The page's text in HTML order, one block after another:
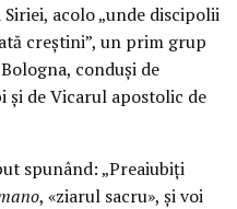
acolo „unde discipolii
creștini”, un prim grup
conduși de
și de Vicarul apostolic de
spunând: „Preaiubiți
, «ziarul sacru», și voi